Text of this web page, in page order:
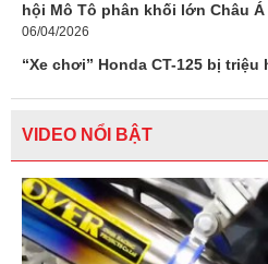
hội Mô Tô phân khối lớn Châu
06/04/2026
“Xe chơi” Honda CT-125 bị triệu
VIDEO NỔI BẬT